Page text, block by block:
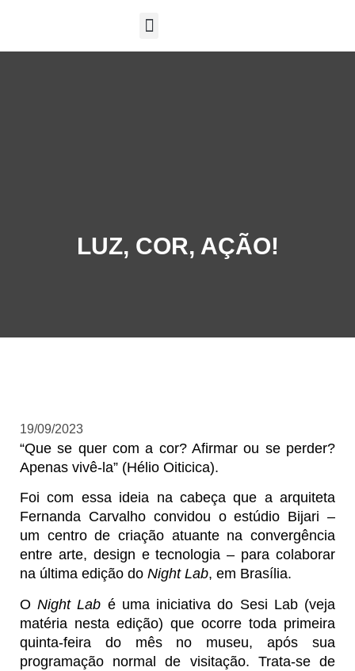
LUZ, COR, AÇÃO!
19/09/2023
“Que se quer com a cor? Afirmar ou se perder?
Apenas vivê-la” (Hélio Oiticica).
Foi com essa ideia na cabeça que a arquiteta
Fernanda Carvalho convidou o estúdio Bijari –
um centro de criação atuante na convergência
entre arte, design e tecnologia – para colaborar
na última edição do Night Lab, em Brasília.
ONight Lab é uma iniciativa do Sesi Lab (veja
matéria nesta edição) que ocorre toda primeira
quinta-feira do mês no museu, após sua
programação normal de visitação. Trata-se de